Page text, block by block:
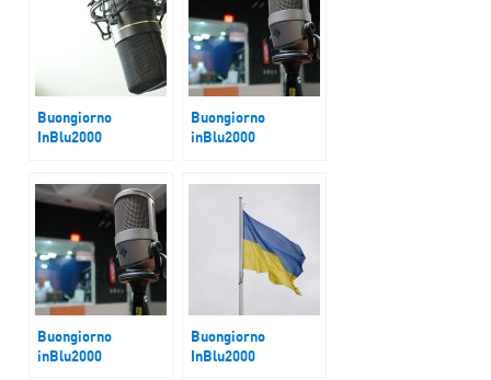
Buongiorno
InBlu2000
confermano
sciopero
Buongiorno
inBlu2000
Buongiorno
inBlu2000
Buongiorno
InBlu2000